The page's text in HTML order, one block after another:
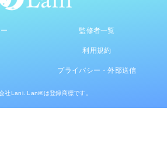
監修者一覧
利用規約
プライバシー・外部送信
社Lani. Lani®は登録商標です。